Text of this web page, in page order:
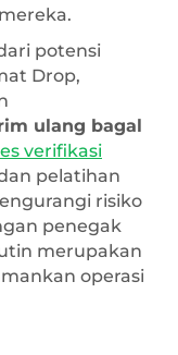
potensi
Drop,
ulang bagal
verifikasi
pelatihan
risiko
penegak
merupakan
operasi